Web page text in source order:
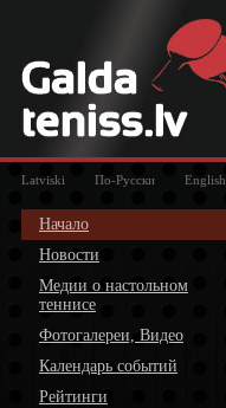
Latviski По-Русски English
Начало
Новости
Медии о настольном
теннисе
Фотогалереи, Видео
Календарь событий
Рейтинги